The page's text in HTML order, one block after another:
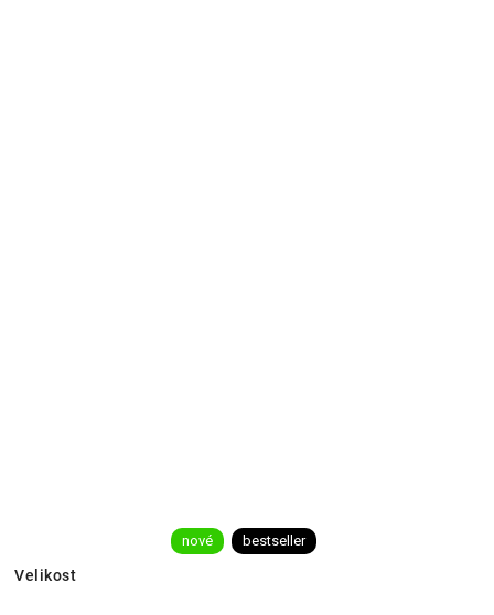
nové bestseller
Velikost